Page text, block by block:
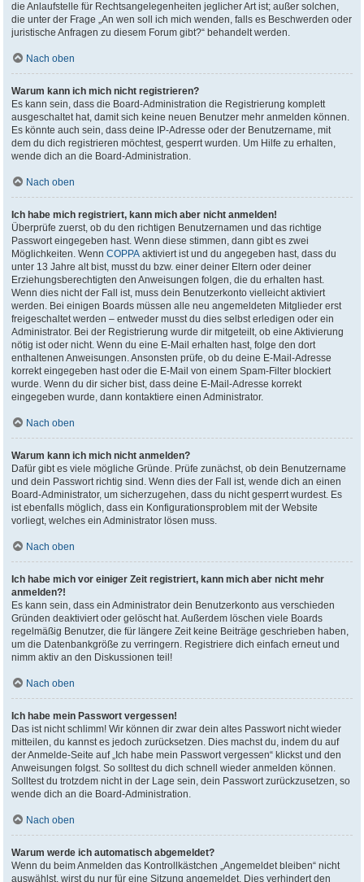
die Anlaufstelle für Rechtsangelegenheiten jeglicher Art ist; außer solchen,
die unter der Frage „An wen soll ich mich wenden, falls es Beschwerden oder
juristische Anfragen zu diesem Forum gibt?“ behandelt werden.
Nach oben
Warum kann ich mich nicht registrieren?
Es kann sein, dass die Board-Administration die Registrierung komplett
ausgeschaltet hat, damit sich keine neuen Benutzer mehr anmelden können.
Es könnte auch sein, dass deine IP-Adresse oder der Benutzername, mit
dem du dich registrieren möchtest, gesperrt wurden. Um Hilfe zu erhalten,
wende dich an die Board-Administration.
Nach oben
Ich habe mich registriert, kann mich aber nicht anmelden!
Überprüfe zuerst, ob du den richtigen Benutzernamen und das richtige
Passwort eingegeben hast. Wenn diese stimmen, dann gibt es zwei
Möglichkeiten. WennCOPPA aktiviert ist und du angegeben hast, dass du
unter 13 Jahre alt bist, musst du bzw. einer deiner Eltern oder deiner
Erziehungsberechtigten den Anweisungen folgen, die du erhalten hast.
Wenn dies nicht der Fall ist, muss dein Benutzerkonto vielleicht aktiviert
werden. Bei einigen Boards müssen alle neu angemeldeten Mitglieder erst
freigeschaltet werden – entweder musst du dies selbst erledigen oder ein
Administrator. Bei der Registrierung wurde dir mitgeteilt, ob eine Aktivierung
nötig ist oder nicht. Wenn du eine E-Mail erhalten hast, folge den dort
enthaltenen Anweisungen. Ansonsten prüfe, ob du deine E-Mail-Adresse
korrekt eingegeben hast oder die E-Mail von einem Spam-Filter blockiert
wurde. Wenn du dir sicher bist, dass deine E-Mail-Adresse korrekt
eingegeben wurde, dann kontaktiere einen Administrator.
Nach oben
Warum kann ich mich nicht anmelden?
Dafür gibt es viele mögliche Gründe. Prüfe zunächst, ob dein Benutzername
und dein Passwort richtig sind. Wenn dies der Fall ist, wende dich an einen
Board-Administrator, um sicherzugehen, dass du nicht gesperrt wurdest. Es
ist ebenfalls möglich, dass ein Konfigurationsproblem mit der Website
vorliegt, welches ein Administrator lösen muss.
Nach oben
Ich habe mich vor einiger Zeit registriert, kann mich aber nicht mehr
anmelden?!
Es kann sein, dass ein Administrator dein Benutzerkonto aus verschieden
Gründen deaktiviert oder gelöscht hat. Außerdem löschen viele Boards
regelmäßig Benutzer, die für längere Zeit keine Beiträge geschrieben haben,
um die Datenbankgröße zu verringern. Registriere dich einfach erneut und
nimm aktiv an den Diskussionen teil!
Nach oben
Ich habe mein Passwort vergessen!
Das ist nicht schlimm! Wir können dir zwar dein altes Passwort nicht wieder
mitteilen, du kannst es jedoch zurücksetzen. Dies machst du, indem du auf
der Anmelde-Seite auf „Ich habe mein Passwort vergessen“ klickst und den
Anweisungen folgst. So solltest du dich schnell wieder anmelden können.
Solltest du trotzdem nicht in der Lage sein, dein Passwort zurückzusetzen, so
wende dich an die Board-Administration.
Nach oben
Warum werde ich automatisch abgemeldet?
Wenn du beim Anmelden das Kontrollkästchen „Angemeldet bleiben“ nicht
auswählst, wirst du nur für eine Sitzung angemeldet. Dies verhindert den